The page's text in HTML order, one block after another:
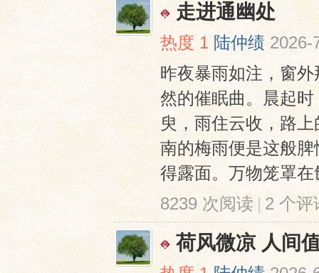
走进通幽处
热度 1 陆仲绩 2026-
昨夜暴雨如注，窗
然的催眠曲。晨起
臾，雨住云收，路
南的梅雨便是这般
得露面。万物笼罩
8239 次阅读 | 2 个评
荷风微凉 人间